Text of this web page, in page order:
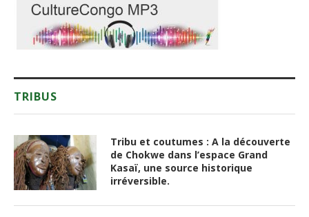
TRIBUS
Tribu et coutumes : A la découverte
de Chokwe dans l’espace Grand
Kasaï, une source historique
irréversible.